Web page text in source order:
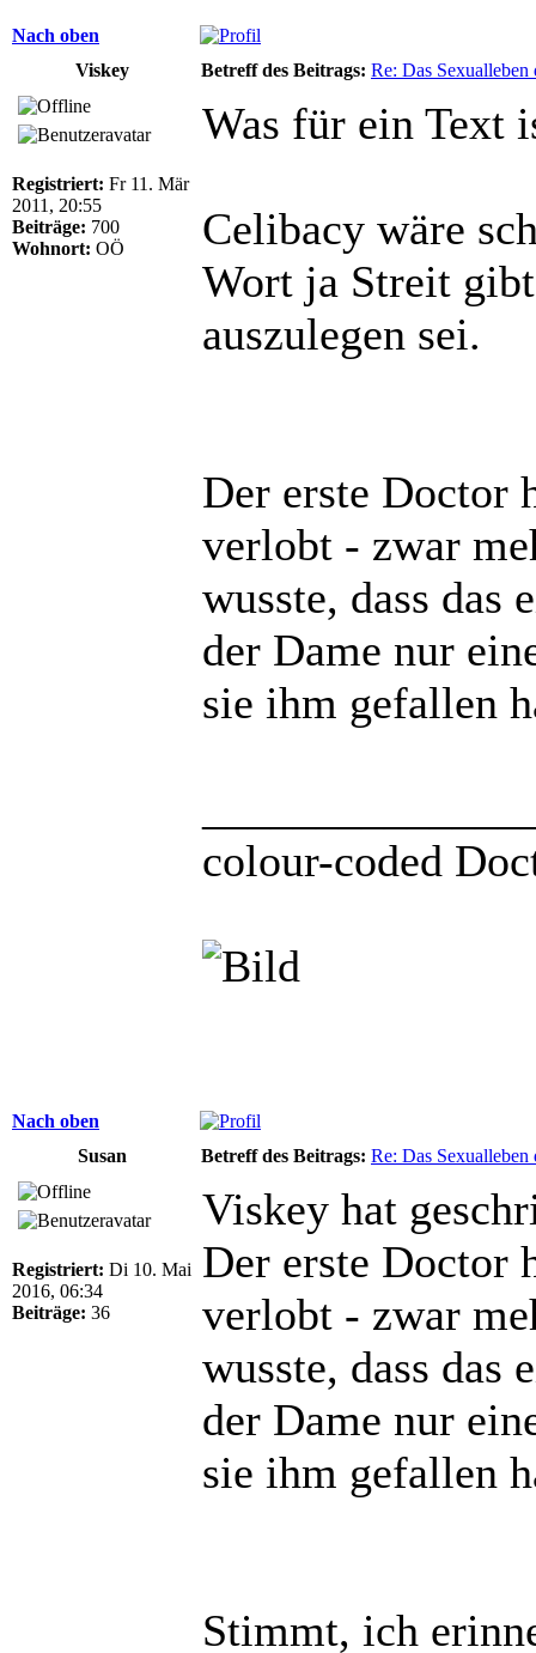
Nach oben
Viskey
Betreff des Beitrags: Re: Das
Registriert: Fr 11. Mär
2011, 20:55
Beiträge: 700
Wohnort: OÖ
Was für ein Text
Celibacy wäre
Wort ja Streit
auszulegen sei.
Der erste Doctor
verlobt - zwar
wusste, dass das
der Dame nur
sie ihm gefallen
colour-coded
Nach oben
Susan
Betreff des Beitrags: Re: Das
Registriert: Di 10. Mai
2016, 06:34
Beiträge: 36
Viskey hat
Der erste Doctor
verlobt - zwar
wusste, dass das
der Dame nur
sie ihm gefallen
Stimmt, ich